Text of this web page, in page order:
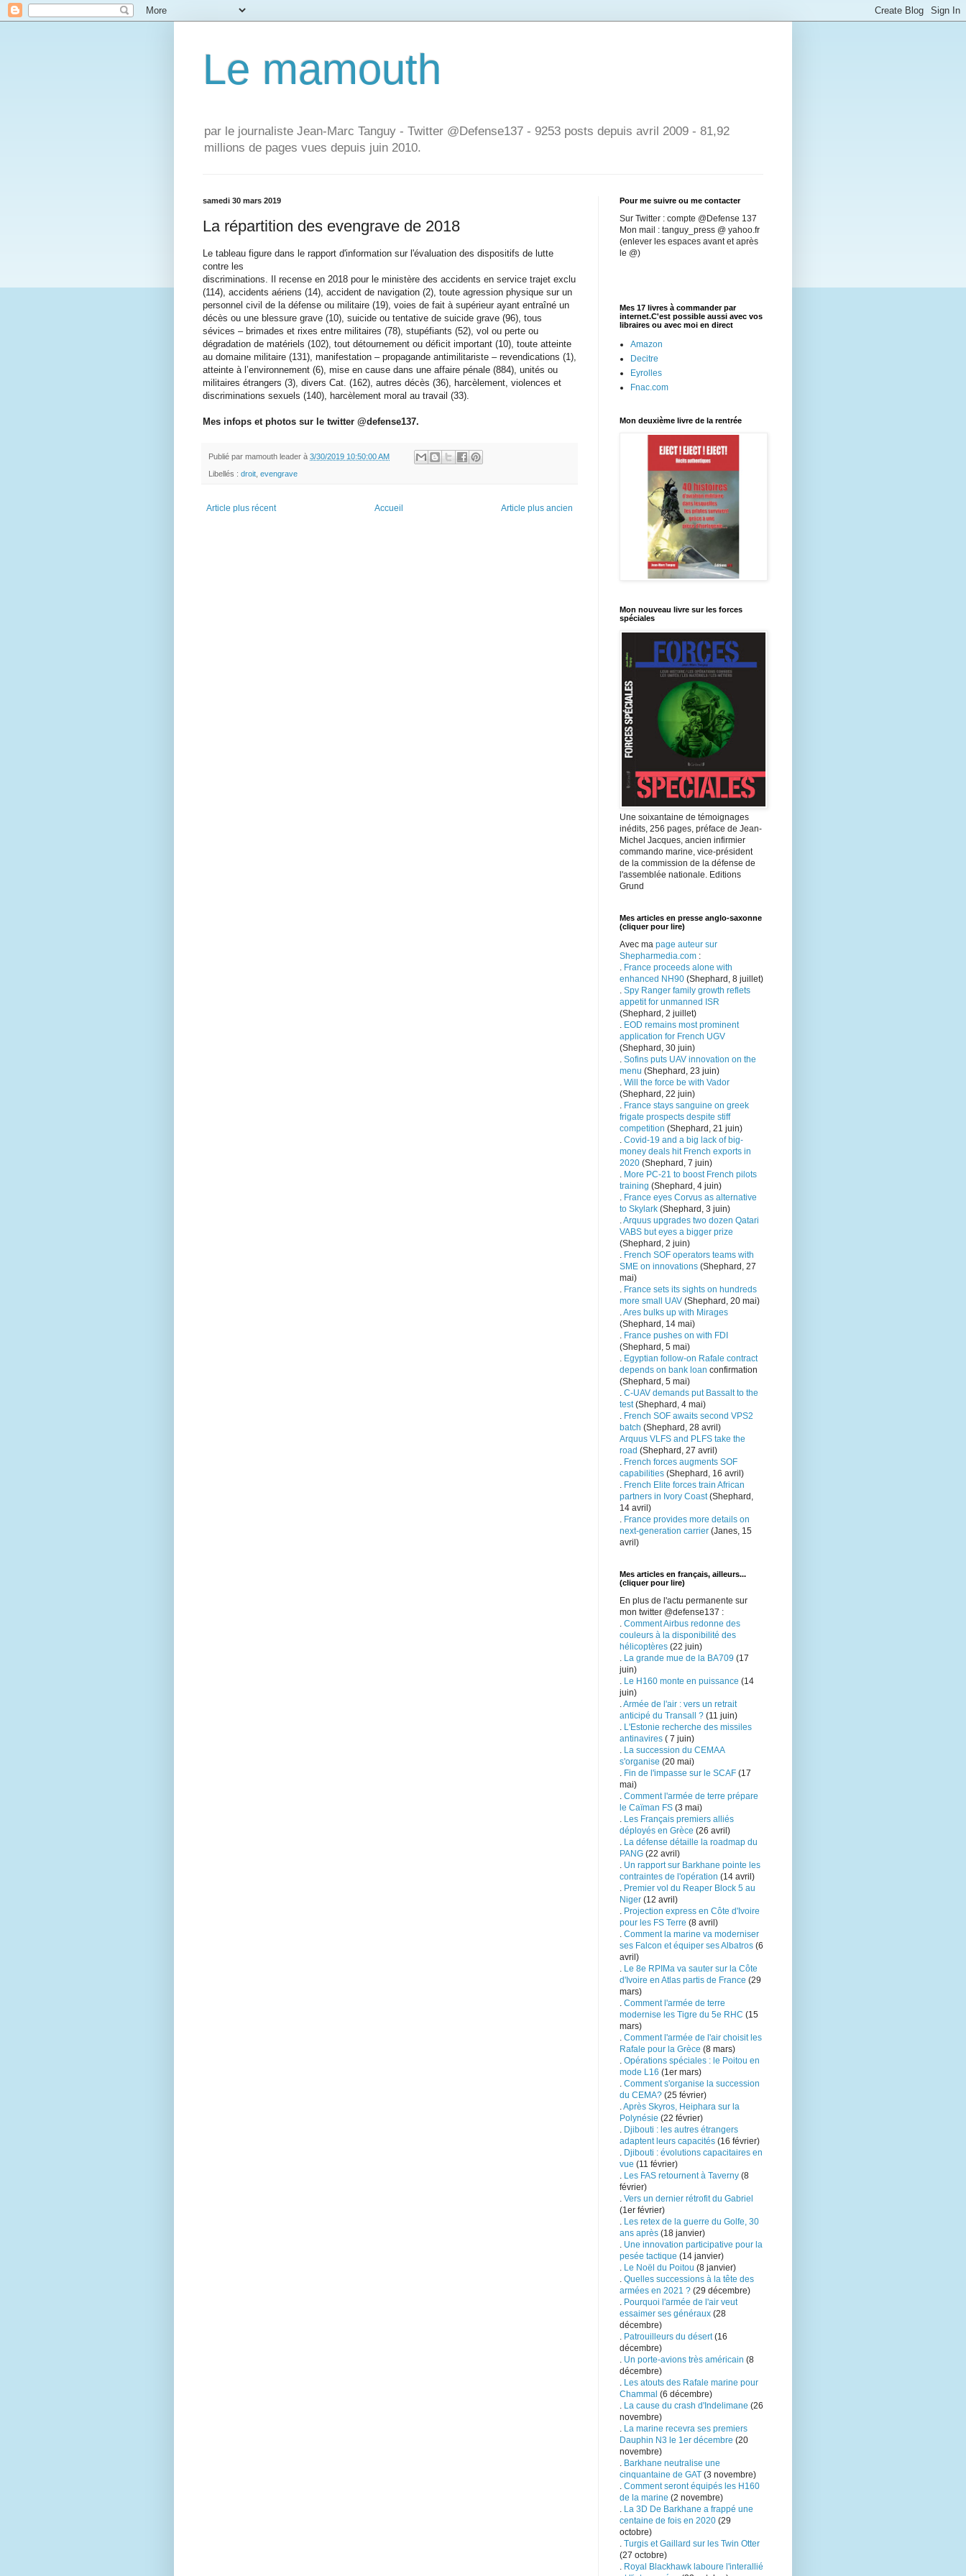
Le mamouth
par le journaliste Jean-Marc Tanguy - Twitter @Defense137 - 9253 posts depuis avril 2009 - 81,92
millions de pages vues depuis juin 2010.
samedi 30 mars 2019
La répartition des evengrave de 2018
Le tableau figure dans le rapport d'information sur l'évaluation des dispositifs de lutte
contre les
discriminations. Il recense en 2018 pour le ministère des accidents en service trajet exclu
(114), accidents aériens (14), accident de navigation (2), toute agression physique sur un
personnel civil de la défense ou militaire (19), voies de fait à supérieur ayant entraîné un
décès ou une blessure grave (10), suicide ou tentative de suicide grave (96), tous
sévices – brimades et rixes entre militaires (78), stupéfiants (52), vol ou perte ou
dégradation de matériels (102), tout détournement ou déficit important (10), toute atteinte
au domaine militaire (131), manifestation – propagande antimilitariste – revendications (1),
atteinte à l’environnement (6), mise en cause dans une affaire pénale (884), unités ou
militaires étrangers (3), divers Cat. (162), autres décès (36), harcèlement, violences et
discriminations sexuels (140), harcèlement moral au travail (33).
Mes infops et photos sur le twitter @defense137.
Publié par mamouth leader à 3/30/2019 10:50:00 AM
Libellés : droit, evengrave
Article plus récent Article plus ancien
Accueil
Pour me suivre ou me contacter
Sur Twitter : compte @Defense 137
Mon mail : tanguy_press @ yahoo.fr
(enlever les espaces avant et après
le @)
Mes 17 livres à commander par
internet.C'est possible aussi avec vos
libraires ou avec moi en direct
Amazon
Decitre
Eyrolles
Fnac.com
Mon deuxième livre de la rentrée
Mon nouveau livre sur les forces
spéciales
Une soixantaine de témoignages
inédits, 256 pages, préface de Jean-
Michel Jacques, ancien infirmier
commando marine, vice-président
de la commission de la défense de
l'assemblée nationale. Editions
Grund
Mes articles en presse anglo-saxonne
(cliquer pour lire)
Avec ma page auteur sur
Shepharmedia.com :
. France proceeds alone with
enhanced NH90 (Shephard, 8 juillet)
. Spy Ranger family growth reflets
appetit for unmanned ISR
(Shephard, 2 juillet)
. EOD remains most prominent
application for French UGV
(Shephard, 30 juin)
. Sofins puts UAV innovation on the
menu (Shephard, 23 juin)
. Will the force be with Vador
(Shephard, 22 juin)
. France stays sanguine on greek
frigate prospects despite stiff
competition (Shephard, 21 juin)
. Covid-19 and a big lack of big-
money deals hit French exports in
2020 (Shephard, 7 juin)
. More PC-21 to boost French pilots
training (Shephard, 4 juin)
. France eyes Corvus as alternative
to Skylark (Shephard, 3 juin)
.Arquus upgrades two dozen Qatari
VABS but eyes a bigger prize
(Shephard, 2 juin)
. French SOF operators teams with
SME on innovations (Shephard, 27
mai)
. France sets its sights on hundreds
more small UAV (Shephard, 20 mai)
.Ares bulks up with Mirages
(Shephard, 14 mai)
. France pushes on with FDI
(Shephard, 5 mai)
. Egyptian follow-on Rafale contract
depends on bank loan confirmation
(Shephard, 5 mai)
. C-UAV demands put Bassalt to the
test(Shephard, 4 mai)
. French SOF awaits second VPS2
batch (Shephard, 28 avril)
Arquus VLFS and PLFS take the
road (Shephard, 27 avril)
. French forces augments SOF
capabilities (Shephard, 16 avril)
. French Elite forces train African
partners in Ivory Coast(Shephard,
14 avril)
. France provides more details on
next-generation carrier (Janes, 15
avril)
Mes articles en français, ailleurs...
(cliquer pour lire)
En plus de l'actu permanente sur
mon twitter @defense137 :
. Comment Airbus redonne des
couleurs à la disponibilité des
hélicoptères (22 juin)
. La grande mue de la BA709 (17
juin)
. Le H160 monte en puissance (14
juin)
.Armée de l'air : vers un retrait
anticipé du Transall ? (11 juin)
. L'Estonie recherche des missiles
antinavires ( 7 juin)
. La succession du CEMAA
s'organise (20 mai)
. Fin de l'impasse sur le SCAF (17
mai)
. Comment l'armée de terre prépare
le Caïman FS (3 mai)
. Les Français premiers alliés
déployés en Grèce (26 avril)
. La défense détaille la roadmap du
PANG (22 avril)
. Un rapport sur Barkhane pointe les
contraintes de l'opération (14 avril)
. Premier vol du Reaper Block 5 au
Niger (12 avril)
. Projection express en Côte d'Ivoire
pour les FS Terre (8 avril)
. Comment la marine va moderniser
ses Falcon et équiper ses Albatros (6
avril)
. Le 8e RPIMa va sauter sur la Côte
d'Ivoire en Atlas partis de France (29
mars)
. Comment l'armée de terre
modernise les Tigre du 5e RHC (15
mars)
. Comment l'armée de l'air choisit les
Rafale pour la Grèce (8 mars)
. Opérations spéciales : le Poitou en
mode L16 (1er mars)
. Comment s'organise la succession
du CEMA? (25 février)
.Après Skyros, Heiphara sur la
Polynésie (22 février)
. Djibouti : les autres étrangers
adaptent leurs capacités (16 février)
. Djibouti : évolutions capacitaires en
vue (11 février)
. Les FAS retournent à Taverny (8
février)
. Vers un dernier rétrofit du Gabriel
(1er février)
. Les retex de la guerre du Golfe, 30
ans après (18 janvier)
. Une innovation participative pour la
pesée tactique (14 janvier)
. Le Noël du Poitou (8 janvier)
. Quelles successions à la tête des
armées en 2021 ? (29 décembre)
. Pourquoi l'armée de l'air veut
essaimer ses généraux (28
décembre)
. Patrouilleurs du désert(16
décembre)
. Un porte-avions très américain (8
décembre)
. Les atouts des Rafale marine pour
Chammal (6 décembre)
. La cause du crash d'Indelimane (26
novembre)
. La marine recevra ses premiers
Dauphin N3 le 1er décembre (20
novembre)
. Barkhane neutralise une
cinquantaine de GAT (3 novembre)
. Comment seront équipés les H160
de la marine (2 novembre)
. La 3D De Barkhane a frappé une
centaine de fois en 2020 (29
octobre)
. Turgis et Gaillard sur les Twin Otter
(27 octobre)
. Royal Blackhawk laboure l'interallié